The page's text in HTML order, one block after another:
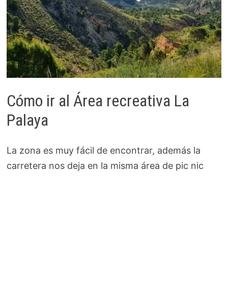
Cómo ir al Área recreativa La
Palaya
La zona es muy fácil de encontrar, además la
carretera nos deja en la misma área de pic nic